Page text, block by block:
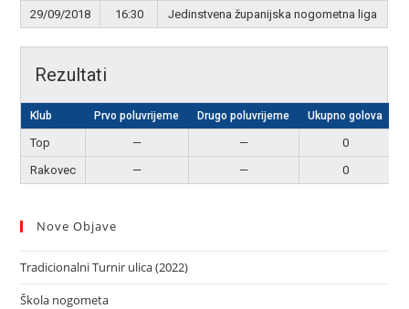
29/09/2018 16:30 Jedinstvena županijska nogometna liga
Rezultati
Klub Prvo poluvrijeme Drugo poluvrijeme Ukupno golova
Top — — 0
Rakovec
— — 0
Nove Objave
Tradicionalni Turnir ulica (2022)
Škola nogometa